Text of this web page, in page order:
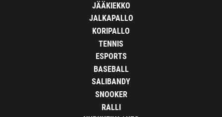
JÄÄKIEKKO
JALKAPALLO
KORIPALLO
TENNIS
ESPORTS
BASEBALL
SALIBANDY
SNOOKER
RALLI